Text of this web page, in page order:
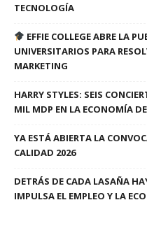
TECNOLOGÍA
EFFIE COLLEGE ABRE LA
UNIVERSITARIOS PARA
MARKETING
HARRY STYLES: SEIS
MIL MDP EN LA ECONOMÍA
YA ESTÁ ABIERTA LA
CALIDAD 2026
DETRÁS DE CADA LASAÑA
IMPULSA EL EMPLEO Y LA